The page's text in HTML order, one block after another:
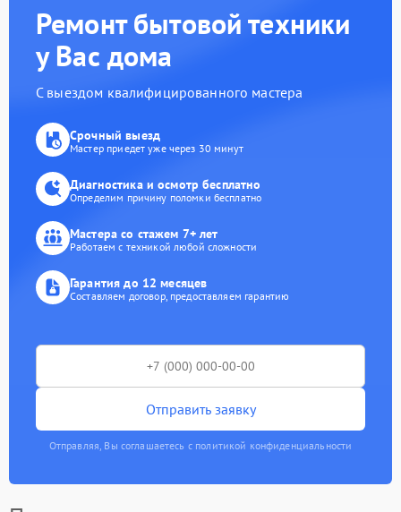
Ремонт бытовой техники
у Вас дома
С выездом квалифицированного мастера
Срочный выезд
Мастер приедет уже через 30 минут
Диагностика и осмотр бесплатно
Определим причину поломки бесплатно
Мастера со стажем 7+ лет
Работаем с техникой любой сложности
Гарантия до 12 месяцев
Составляем договор, предоставляем гарантию
Отправить заявку
Отправляя, Вы соглашаетесь с политикой конфиденциальности